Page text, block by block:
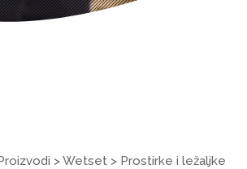
>Wetset > Prostirke i ležaljke